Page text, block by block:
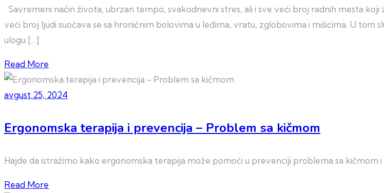
Savremeni način života, ubrzan tempo, svakodnevni stres, ali i sve veći broj radnih mesta
veći broj ljudi suočava se sa hroničnim bolovima u leđima, vratu, zglobovima i mišićima. U
ulogu […]
Read More
avgust 25, 2024
Ergonomska terapija i prevencija – Problem sa kičmom
Hajde da istražimo kako ergonomska terapija može pomoći u prevenciji problema sa kičmom
Read More